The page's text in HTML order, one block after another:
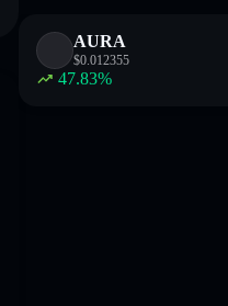
AURA
$0.012355
47.83%